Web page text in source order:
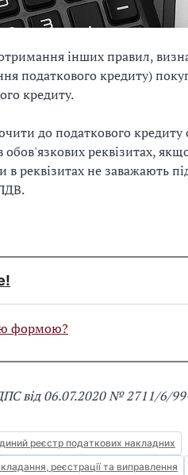
інших правил,
податкового кредиту)
кредиту.
до податкового
реквізитах,
реквізитах не заважають
формою?
від 06.07.2020 № 2711/6/
реєстр податкових накладних
реєстрації та виправлення